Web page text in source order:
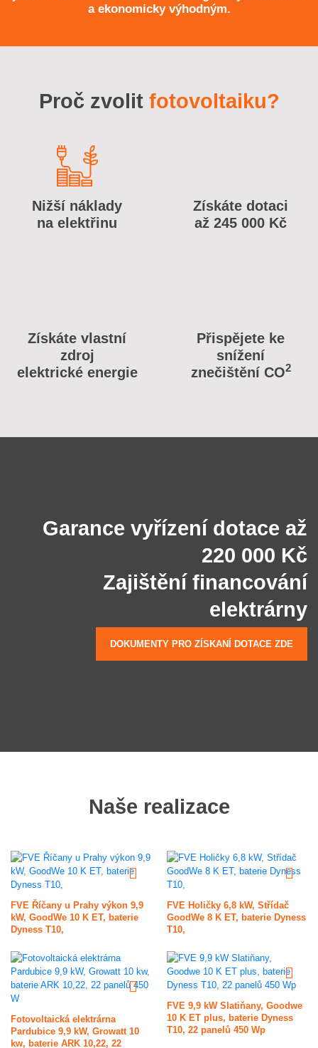
a ekonomicky výhodným.
Proč zvolit fotovoltaiku?
Nižší náklady
na elektřinu
Získáte dotaci
až 245 000 Kč
Získáte vlastní
zdroj
elektrické energie
Přispějete ke
snížení
znečištění CO2
Garance vyřízení dotace až
220 000 Kč
Zajištění financování
elektrárny
DOKUMENTY PRO ZÍSKANÍ DOTACE ZDE
Naše realizace
FVE Říčany u Prahy výkon 9,9
kW, GoodWe 10 K ET, baterie
Dyness T10,
FVE Holičky 6,8 kW, Střídač
GoodWe 8 K ET, baterie Dyness
T10,
Fotovoltaická elektrárna
Pardubice 9,9 kW, Growatt 10
kw, baterie ARK 10,22, 22
FVE 9,9 kW Slatiňany, Goodwe
10 K ET plus, baterie Dyness
T10, 22 panelů 450 Wp